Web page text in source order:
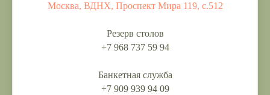
Москва, ВДНХ, Проспект Мира 119, с.512
Резерв столов
+7 968 737 59 94
Банкетная служба
+7 909 939 94 09